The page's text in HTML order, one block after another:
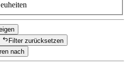
Filter zurücksetzen
nach